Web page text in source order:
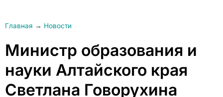
Главная → Новости
Министр образования и
науки Алтайского края
Светлана Говорухина